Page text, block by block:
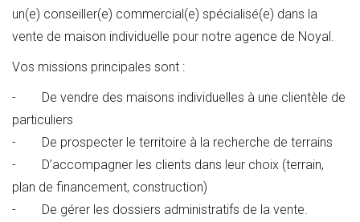
un(e) conseiller(e) commercial(e) spécialisé(e) dans la
vente de maison individuelle pour notre agence de Noyal.
Vos missions principales sont :
- De vendre des maisons individuelles à une clientèle de
particuliers
- De prospecter le territoire à la recherche de terrains
- D’accompagner les clients dans leur choix (terrain,
plan de financement, construction)
- De gérer les dossiers administratifs de la vente.